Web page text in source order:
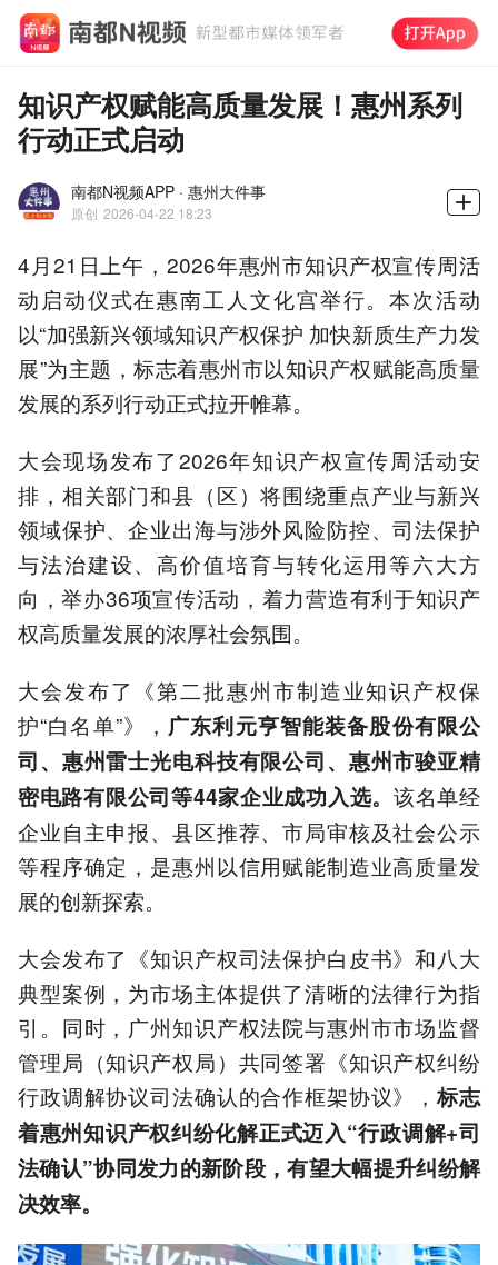
知识产权赋能高质量发展！惠州系列
行动正式启动
南都N视频APP · 惠州大件事
原创 2026-04-22 18:23
4月21日上午，2026年惠州市知识产权宣传周活
动启动仪式在惠南工人文化宫举行。本次活动
以“加强新兴领域知识产权保护 加快新质生产力发
展”为主题，标志着惠州市以知识产权赋能高质量
发展的系列行动正式拉开帷幕。
大会现场发布了2026年知识产权宣传周活动安
排，相关部门和县（区）将围绕重点产业与新兴
领域保护、企业出海与涉外风险防控、司法保护
与法治建设、高价值培育与转化运用等六大方
向，举办36项宣传活动，着力营造有利于知识产
权高质量发展的浓厚社会氛围。
大会发布了《第二批惠州市制造业知识产权保
护“白名单”》， 广东利元亨智能装备股份有限公
司、惠州雷士光电科技有限公司、惠州市骏亚精
密电路有限公司等44家企业成功入选。 该名单经
企业自主申报、县区推荐、市局审核及社会公示
等程序确定，是惠州以信用赋能制造业高质量发
展的创新探索。
大会发布了《知识产权司法保护白皮书》和八大
典型案例，为市场主体提供了清晰的法律行为指
引。同时，广州知识产权法院与惠州市市场监督
管理局（知识产权局）共同签署《知识产权纠纷
行政调解协议司法确认的合作框架协议》，标志
着惠州知识产权纠纷化解正式迈入“行政调解+司
法确认”协同发力的新阶段，有望大幅提升纠纷解
决效率。